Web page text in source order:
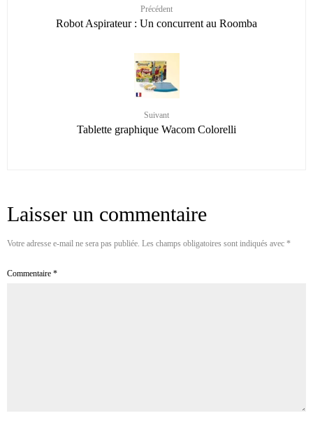
Précédent
Robot Aspirateur : Un concurrent au Roomba
Suivant
Tablette graphique Wacom Colorelli
Laisser un commentaire
Votre adresse e-mail ne sera pas publiée. Les champs obligatoires sont indiqués avec *
Commentaire *